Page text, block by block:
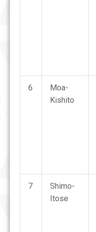
6
Moa-
Kishito
7
Shimo-
Itose